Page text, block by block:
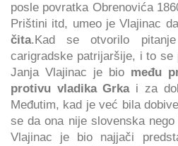
posle povratka Obrenovića
Prištini itd, umeo je Vlajinac
čita.Kad se otvorilo pitanje
carigradske patrijaršije, i to se
Janja Vlajinac je bio među
protivu vladika Grkai za
Međutim, kad je već bila
se da ona nije slovenska nego
Vlajinac je bio najjači